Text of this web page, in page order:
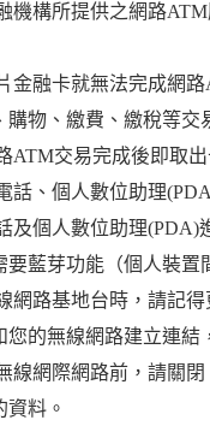
機構所提供之網路
金融卡就無法完成網
購物、繳費、繳稅等交
ATM交易完成後即取
話、個人數位助理
及個人數位助理
要藍芽功能（個人裝
網路基地台時，請記
您的無線網路建立連結
線網際網路前，請關
資料。